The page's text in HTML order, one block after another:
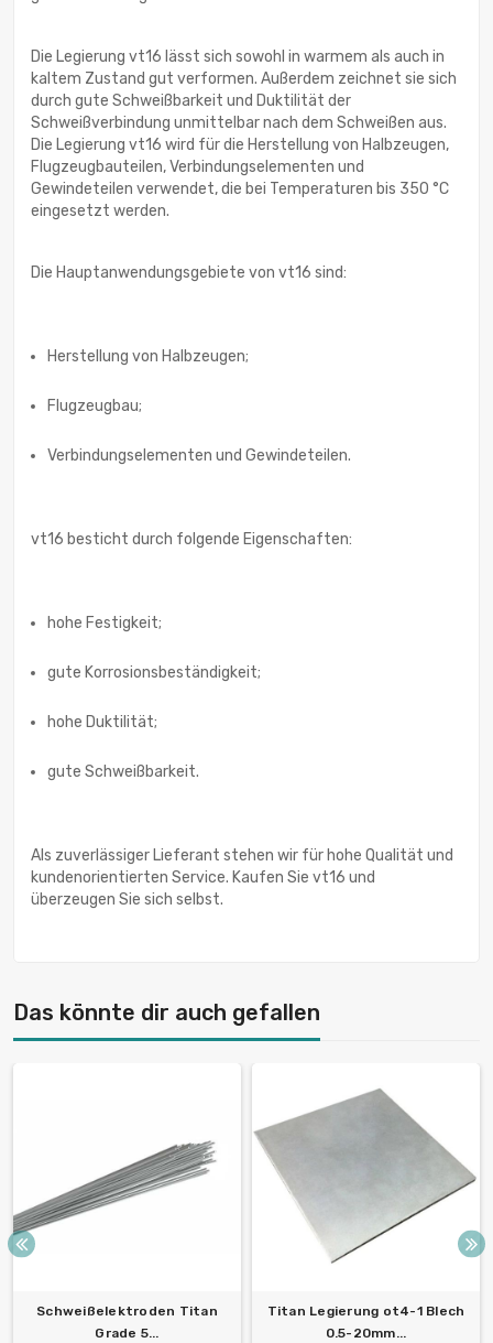
Die Legierung vt16 lässt sich sowohl in warmem als auch in
kaltem Zustand gut verformen. Außerdem zeichnet sie sich
durch gute Schweißbarkeit und Duktilität der
Schweißverbindung unmittelbar nach dem Schweißen aus.
Die Legierung vt16 wird für die Herstellung von Halbzeugen,
Flugzeugbauteilen, Verbindungselementen und
Gewindeteilen verwendet, die bei Temperaturen bis 350 °C
eingesetzt werden.
Die Hauptanwendungsgebiete von vt16 sind:
Herstellung von Halbzeugen;
Flugzeugbau;
Verbindungselementen und Gewindeteilen.
vt16 besticht durch folgende Eigenschaften:
hohe Festigkeit;
gute Korrosionsbeständigkeit;
hohe Duktilität;
gute Schweißbarkeit.
Als zuverlässiger Lieferant stehen wir für hohe Qualität und
kundenorientierten Service. Kaufen Sie vt16 und
überzeugen Sie sich selbst.
Das könnte dir auch gefallen
Schweißelektroden Titan
Grade 5...
Titan Legierung ot4-1 Blech
0.5-20mm...